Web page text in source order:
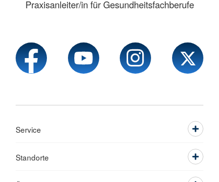
Praxisanleiter/in für Gesundheitsfachberufe
Service
Standorte